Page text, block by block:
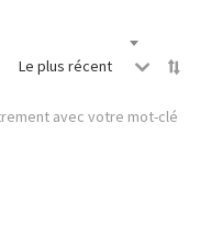
Le plus récent
avec votre mot-clé